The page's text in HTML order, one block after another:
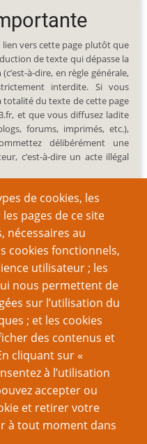
de cookies, les
pages de ce site
nécessaires au
cookies fonctionnels,
utilisateur ; les
nous permettent de
sur l’utilisation du
; et les cookies
des contenus et
cliquant sur «
à l’utilisation
accepter ou
et retirer votre
à tout moment dans
vers cette page plutôt que
de texte qui dépasse la
à-dire, en règle générale,
interdite. Si vous
totalité du texte de cette page
et que vous diffusez ladite
forums, imprimés, etc.),
délibérément une
c’est-à-dire un acte illégal